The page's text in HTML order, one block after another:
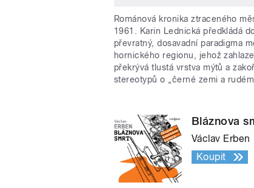
Románová kronika ztraceného
1961. Karin Lednická předkládá
převratný, dosavadní paradigma
hornického regionu, jehož
překrývá tlustá vrstva mýtů a
stereotypů o „černé zemi a
Bláznova
Václav Erben
Koupit